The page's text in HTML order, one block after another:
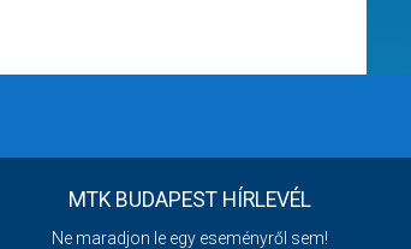
MTK BUDAPEST HÍRLEVÉL
Ne maradjon le egy eseményről sem!